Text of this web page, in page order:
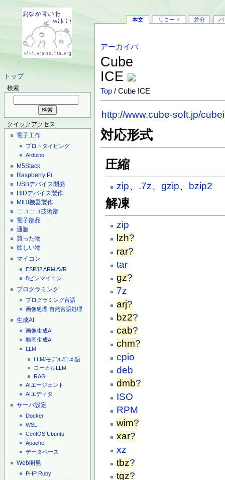
トップ
検索
クイックアクセス
電子工作
プロトタイピング
Arduino
M5Stack
Raspberry Pi
USBデバイス開発
HIDデバイス製作
MIDI機器製作
ニコニコ技術部
電子部品
通販
買った物
欲しい物
マイコン
ESP32ARMAVR
8ピンマイコン
プログラミング
プログラミング言語
画像処理 自然言語処理
生成AI
画像生成AI
動画生成AI
LLM
LLM/モデル/日本語
ローカルLLM
RAG
AIエージェント
AIエディタ
サーバ設定
Docker
WSL
CentOS Ubuntu
Apache
データベース
Web開発
PHP Ruby
本文 リロード 差分 バ
アーカイバ
Cube
ICE
Top / Cube ICE
http://www.cube-soft.jp/
対応形式
圧縮
zip、 .7z、gzip、 bzip2
解凍
zip
lzh?
rar?
tar
gz?
7z
arj?
bz2?
cab?
chm?
cpio
deb
dmb?
ISO
RPM
wim?
xar?
xz
tbz?
tgz?